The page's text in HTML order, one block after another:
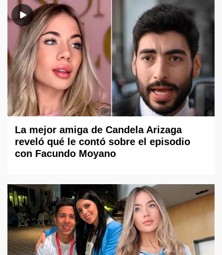
La mejor amiga de Candela Arizaga
reveló qué le contó sobre el episodio
con Facundo Moyano